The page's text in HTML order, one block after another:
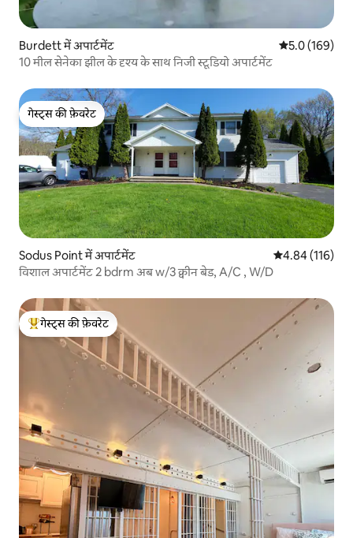
Burdett में अपार्टमेंट औसत रेटिंग 5 में
5.0 (169)
10 मील सेनेका झील के दृश्य के साथ निजी स्टूडियो अपार्टमेंट
गेस्ट्स की फ़ेवरेट
गेस्ट्स की फ़ेवरेट
Sodus Point में अपार्टमेंट औसत रेटिंग 5 में से
4.84 (116)
विशाल अपार्टमेंट 2 bdrm अब w/3 क्वीन बेड, A/C , W/D
गेस्ट्स का टॉप फ़ेवरेट
गेस्ट्स की फ़ेवरेट